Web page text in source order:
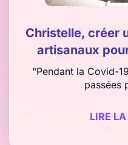
Christelle, créer
artisanaux
"Pendant la Covid-
passées
LIRE